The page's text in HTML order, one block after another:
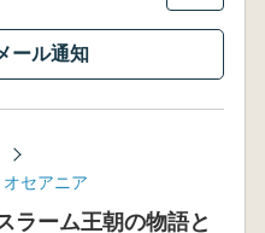
ール通知
セアニア
ラーム王朝の物語と